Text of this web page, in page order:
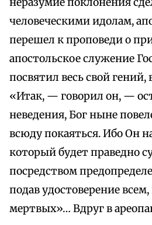
человеческими идолам,
перешел к проповеди о
апостольское служение
посвятил весь свой
«Итак, — говорил он, —
неведения, Бог ныне
всюду покаяться. Ибо Он
который будет праведно
посредством
подав удостоверение всем,
мертвых»… Вдруг в